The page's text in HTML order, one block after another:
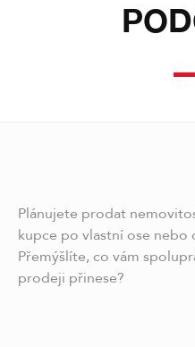
Plánujete prodat
kupce po vlastní ose nebo
Přemýšlíte, co vám
prodeji přinese?